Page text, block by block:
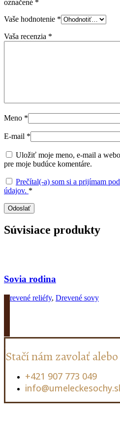
označené *
Vaše hodnotenie *
Vaša recenzia *
Meno *
E-mail *
Uložiť moje meno, e-mail a
pre moje budúce komentáre.
Prečítal(-a) som si a prijímam
údajov. *
Súvisiace produkty
Sovia rodina
Drevené reliéfy, Drevené sovy
Stačí nám zavolať
+421 907 773 049